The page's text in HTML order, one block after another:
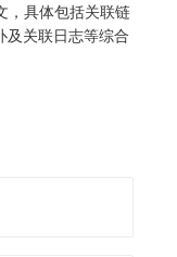
，具体包括关联链
及关联日志等综合